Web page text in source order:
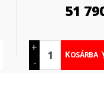
51
+
-
KOSÁRBA